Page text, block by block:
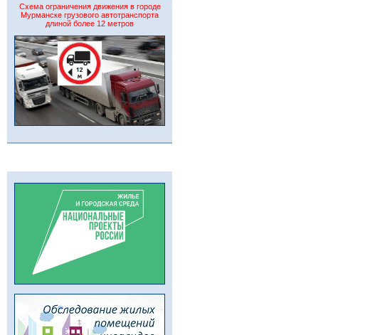
Схема ограничения движения в городе
Мурманске грузового автотранспорта
длиной более 12 метров